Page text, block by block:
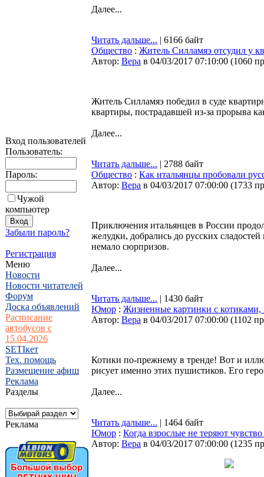
Вход пользователей
Пользователь:
Пароль:
Чужой
компьютер
Забыли пароль?
Регистрация
Меню
Новости
Новости читателей
Форум
Доска объявлений
Расписание
автобусов с
15.04.2026
SETIкет
Тех. помощь
Размещение афиш
Реклама
Разделы
Реклама
Далее...
Читать дальше... | 6166 байт
Общество : Житель Силламяэ отсудил у
Автор: Bepa в 04/03/2017 07:10:00 (1060
Житель Силламяэ победил в суде
квартиры, пострадавшей из-за прорыва
Далее...
Читать дальше... | 2788 байт
Общество : Как итальянцы пробовали
Автор: Bepa в 04/03/2017 07:00:00 (1733
Приключения итальянцев в России
желудки, добрались до русских сладостей
немало сюрпризов.
Далее...
Читать дальше... | 1430 байт
Юмор : Жизненные картинки с котиками,
Автор: Bepa в 04/03/2017 07:00:00 (1102
Котики по-прежнему в тренде! Вот и
рисует именно этих пушистиков. Его
Далее...
Читать дальше... | 1464 байт
Юмор : Когда взрослые не теряют
Автор: Bepa в 04/03/2017 07:00:00 (1235